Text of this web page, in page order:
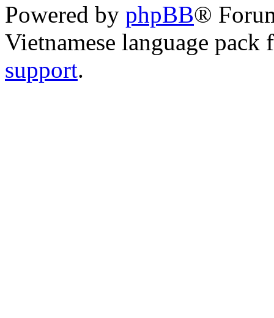
Powered by phpBB®
Vietnamese language
support.